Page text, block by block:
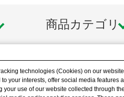
商品カテゴリ
technologies (Cookies) on our
your interests, offer social media features
your use of our website collected through